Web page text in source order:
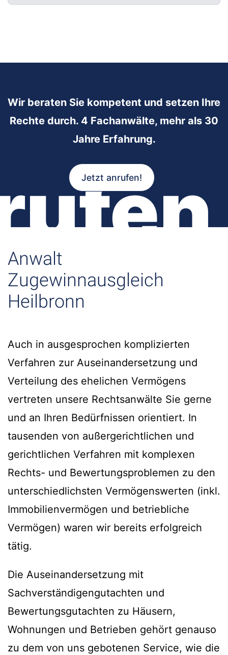
Wir beraten Sie kompetent und setzen Ihre
Rechte durch. 4 Fachanwälte, mehr als 30
Jahre Erfahrung.
Jetzt anrufen!
Anwalt
Zugewinnausgleich
Heilbronn
Auch in ausgesprochen komplizierten
Verfahren zur Auseinandersetzung und
Verteilung des ehelichen Vermögens
vertreten unsere Rechtsanwälte Sie gerne
und an Ihren Bedürfnissen orientiert. In
tausenden von außergerichtlichen und
gerichtlichen Verfahren mit komplexen
Rechts- und Bewertungsproblemen zu den
unterschiedlichsten Vermögenswerten (inkl.
Immobilienvermögen und betriebliche
Vermögen) waren wir bereits erfolgreich
tätig.
Die Auseinandersetzung mit
Sachverständigengutachten und
Bewertungsgutachten zu Häusern,
Wohnungen und Betrieben gehört genauso
zu dem von uns gebotenen Service, wie die